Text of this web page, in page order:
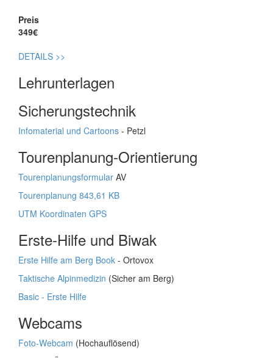
Preis
349€
DETAILS >>
Lehrunterlagen
Sicherungstechnik
Infomaterial und Cartoons - Petzl
Tourenplanung-Orientierung
Tourenplanungsformular AV
Tourenplanung 843,61 KB
UTM Koordinaten GPS
Erste-Hilfe und Biwak
Erste Hilfe am Berg Book - Ortovox
Taktische Alpinmedizin (Sicher am Berg)
Basic - Erste Hilfe
Webcams
Foto-Webcam (Hochauflösend)